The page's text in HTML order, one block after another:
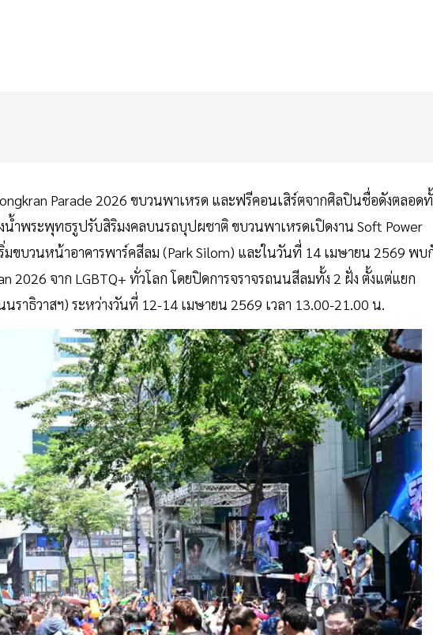
Parade 2026 ขบวนพาเหรด และฟรีคอนเสิร์ตจากศิลปินชื่อดังตลอด
น้ำพระพุทธรูปรับสิริมงคลบนรถบุปผชาติ ขบวนพาเหรดเปิดงาน Soft Power
มขบวนหน้าอาคารพาร์คสีลม (Park Silom) และในวันที่ 14 เมษายน 2569 พบ
2026 จาก LGBTQ+ ทั่วโลก โดยปิดการจราจรถนนสีลมทั้ง 2 ฝั่ง ตั้งแต่แยก
าธิวาสฯ) ระหว่างวันที่ 12-14 เมษายน 2569 เวลา 13.00-21.00 น.